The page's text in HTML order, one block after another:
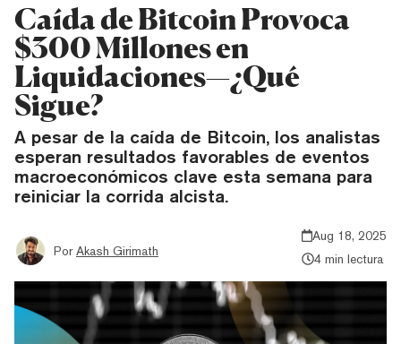
Caída de Bitcoin Provoca
$300 Millones en
Liquidaciones—¿Qué
Sigue?
A pesar de la caída de Bitcoin, los analistas
esperan resultados favorables de eventos
macroeconómicos clave esta semana para
reiniciar la corrida alcista.
Por Akash Girimath
Aug 18, 2025
4 min lectura